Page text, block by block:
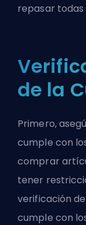
repasar todas
de la
Primero,
cumple con
comprar
tener
verificación
cumple con